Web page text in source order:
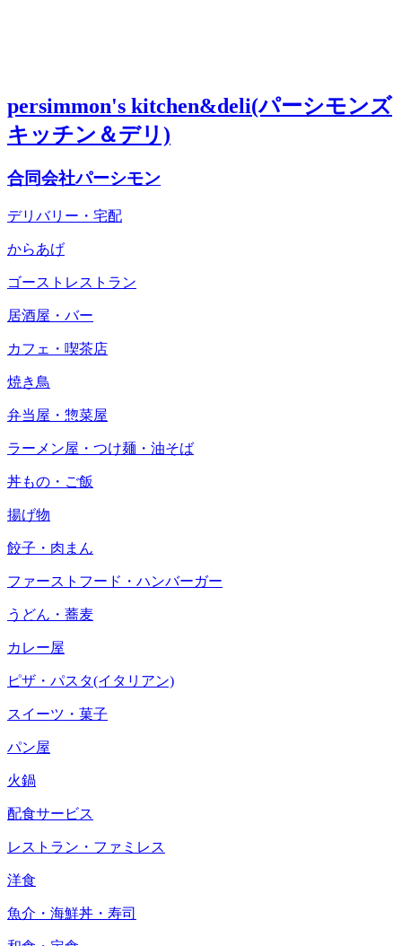
persimmon's kitchen&deli(パーシモンズ
キッチン＆デリ)
合同会社パーシモン
デリバリー・宅配
からあげ
ゴーストレストラン
居酒屋・バー
カフェ・喫茶店
焼き鳥
弁当屋・惣菜屋
ラーメン屋・つけ麺・油そば
丼もの・ご飯
揚げ物
餃子・肉まん
ファーストフード・ハンバーガー
うどん・蕎麦
カレー屋
ピザ・パスタ(イタリアン)
スイーツ・菓子
パン屋
火鍋
配食サービス
レストラン・ファミレス
洋食
魚介・海鮮丼・寿司